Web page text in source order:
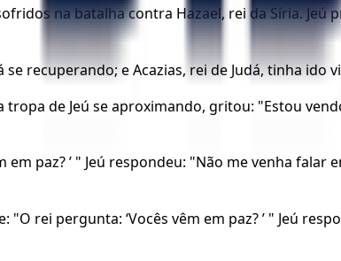
na batalha contra Hazael, rei da Síria.
recuperando; e Acazias, rei de Judá, tinha ido
tropa de Jeú se aproximando, gritou: "Estou
em paz? ’ " Jeú respondeu: "Não me venha
rei pergunta: ‘Vocês vêm em paz? ’ " Jeú